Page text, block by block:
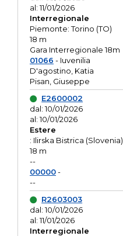
al: 11/01/2026
Interregionale
Piemonte: Torino (TO)
18 m
Gara Interregionale 18m
01066 - Iuvenilia
D'agostino, Katia
Pisan, Giuseppe
E2600002
dal: 10/01/2026
al: 10/01/2026
Estere
: Ilirska Bistrica (Slovenia)
18 m
--
00000-
--
R2603003
dal: 10/01/2026
al: 11/01/2026
Interregionale